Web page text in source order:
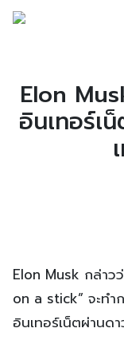
Elon
อินเทอร์เ
Elon Musk กล่าว
on a stick” จะทำ
อินเทอร์เน็ตผ่านด